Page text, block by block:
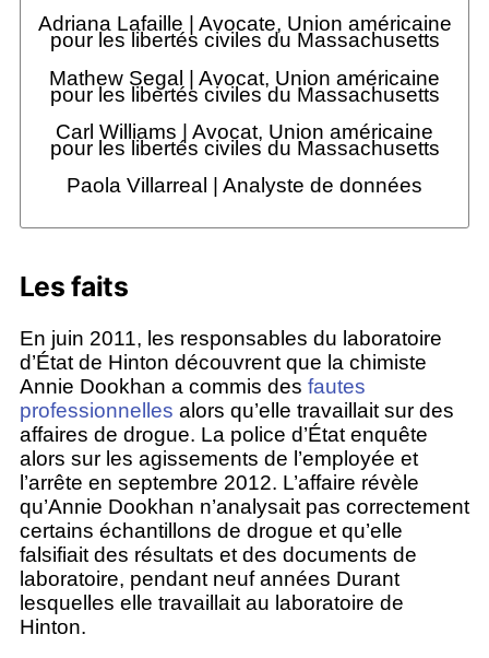
Adriana Lafaille | Avocate, Union américaine
pour les libertés civiles du Massachusetts
Mathew Segal | Avocat, Union américaine
pour les libertés civiles du Massachusetts
Carl Williams | Avocat, Union américaine
pour les libertés civiles du Massachusetts
Paola Villarreal | Analyste de données
Les faits
En juin 2011, les responsables du laboratoire
d’État de Hinton découvrent que la chimiste
Annie Dookhan a commis des fautes
professionnelles alors qu’elle travaillait sur des
affaires de drogue. La police d’État enquête
alors sur les agissements de l’employée et
l’arrête en septembre 2012. L’affaire révèle
qu’Annie Dookhan n’analysait pas correctement
certains échantillons de drogue et qu’elle
falsifiait des résultats et des documents de
laboratoire, pendant neuf années Durant
lesquelles elle travaillait au laboratoire de
Hinton.